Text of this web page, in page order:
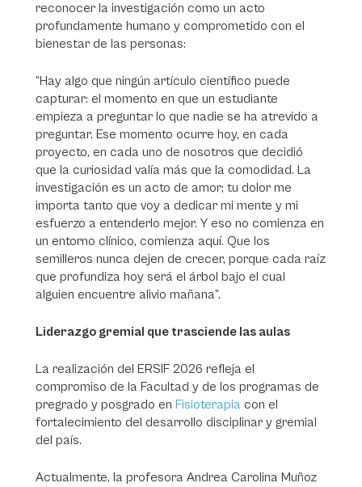
reconocer la investigación como un acto
profundamente humano y comprometido con el
bienestar de las personas:
“Hay algo que ningún artículo científico puede
capturar: el momento en que un estudiante
empieza a preguntar lo que nadie se ha atrevido a
preguntar. Ese momento ocurre hoy, en cada
proyecto, en cada uno de nosotros que decidió
que la curiosidad valía más que la comodidad. La
investigación es un acto de amor; tu dolor me
importa tanto que voy a dedicar mi mente y mi
esfuerzo a entenderlo mejor. Y eso no comienza en
un entorno clínico, comienza aquí. Que los
semilleros nunca dejen de crecer, porque cada raíz
que profundiza hoy será el árbol bajo el cual
alguien encuentre alivio mañana”.
Liderazgo gremial que trasciende las aulas
La realización del ERSIF 2026 refleja el
compromiso de la Facultad y de los programas de
pregrado y posgrado en Fisioterapia con el
fortalecimiento del desarrollo disciplinar y gremial
del país.
Actualmente, la profesora Andrea Carolina Muñoz